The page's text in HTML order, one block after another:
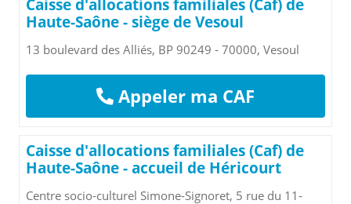
Caisse d'allocations familiales (Caf) de
Haute-Saône - siège de Vesoul
13 boulevard des Alliés, BP 90249 - 70000, Vesoul
Appeler ma CAF
Caisse d'allocations familiales (Caf) de
Haute-Saône - accueil de Héricourt
Centre socio-culturel Simone-Signoret, 5 rue du 11-